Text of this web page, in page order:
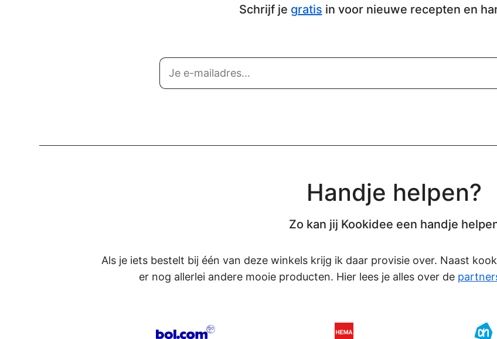
Schrijf je gratis in voor nieuwe recepten en
Handje helpen?
Zo kan jij Kookidee een handje
Als je iets bestelt bij één van deze winkels krijg ik daar provisie over. Naast
er nog allerlei andere mooie producten. Hier lees je alles over de